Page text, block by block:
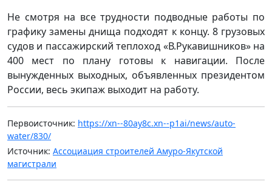
Не смотря на все трудности подводные работы по
графику замены днища подходят к концу. 8 грузовых
судов и пассажирский теплоход «В.Рукавишников» на
400 мест по плану готовы к навигации. После
вынужденных выходных, объявленных президентом
России, весь экипаж выходит на работу.
Первоисточник: https://xn--80ay8c.xn--p1ai/news/auto-
water/830/
Источник: Ассоциация строителей Амуро-Якутской
магистрали